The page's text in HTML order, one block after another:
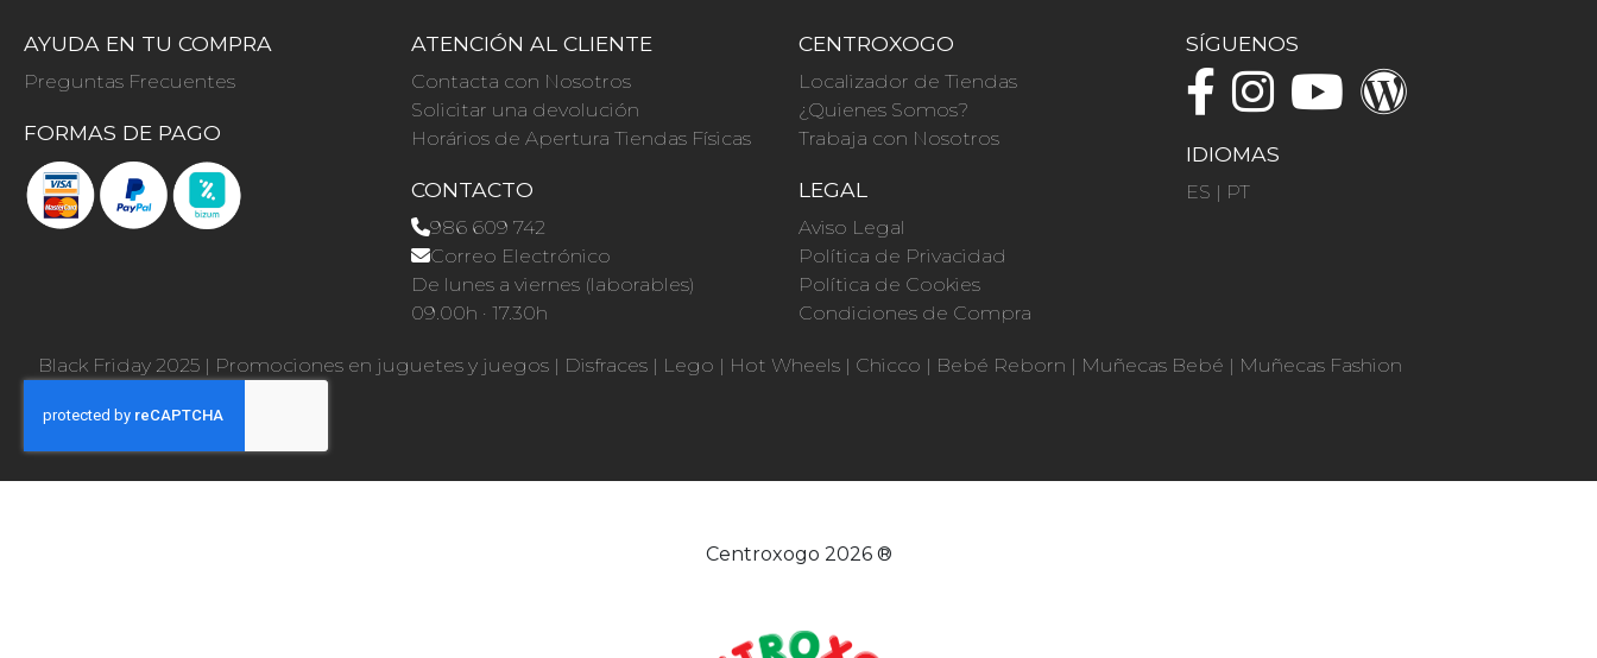
AYUDA EN TU COMPRA
Preguntas Frecuentes
FORMAS DE PAGO
ATENCIÓN AL CLIENTE
Contacta con Nosotros
Solicitar una devolución
Horários de Apertura Tiendas Físicas
CONTACTO
986 609 742
Correo Electrónico
De lunes a viernes (laborables)
09.00h · 17.30h
CENTROXOGO
Localizador de Tiendas
¿Quienes Somos?
Trabaja con Nosotros
LEGAL
Aviso Legal
Política de Privacidad
Política de Cookies
Condiciones de Compra
SÍGUENOS
IDIOMAS
ES | PT
Black Friday 2025 | Promociones en juguetes y juegos | Disfraces | Lego | Hot Wheels | Chicco | Bebé Reborn | Muñecas Bebé | Muñecas Fashion
Centroxogo 2026 ®